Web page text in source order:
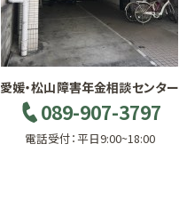
愛媛・松山障害年金相談センター
089-907-3797
電話受付：平日9:00~18:00